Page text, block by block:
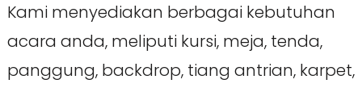
Kami menyediakan berbagai kebutuhan
acara anda, meliputi kursi, meja, tenda,
panggung, backdrop, tiang antrian, karpet,